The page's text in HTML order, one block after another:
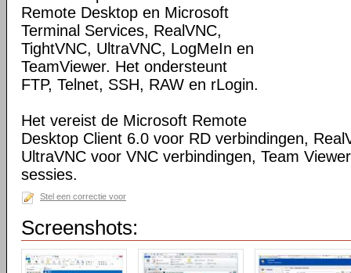
Remote Desktop en Microsoft
Terminal Services, RealVNC,
TightVNC, UltraVNC, LogMeIn en
TeamViewer. Het ondersteunt
FTP, Telnet, SSH, RAW en rLogin.
Het vereist de Microsoft Remote
Desktop Client 6.0 voor RD verbindingen,
UltraVNC voor VNC verbindingen, Team
sessies.
Stel een correctie voor
Screenshots: